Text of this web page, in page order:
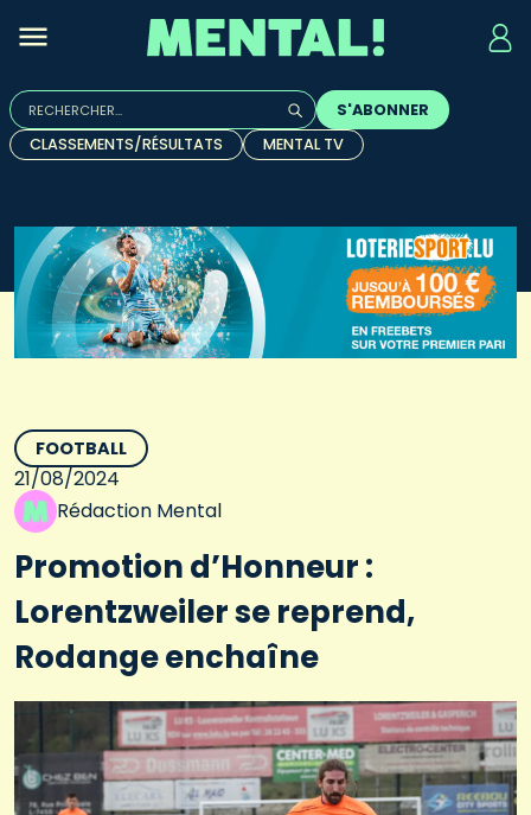
Rechercher :
Quand les résultats de l'auto-complétion sont
S'ABONNER
CLASSEMENTS/RÉSULTATS
MENTAL TV
FOOTBALL
21/08/2024
Rédaction Mental
Promotion d’Honneur :
Lorentzweiler se reprend,
Rodange enchaîne